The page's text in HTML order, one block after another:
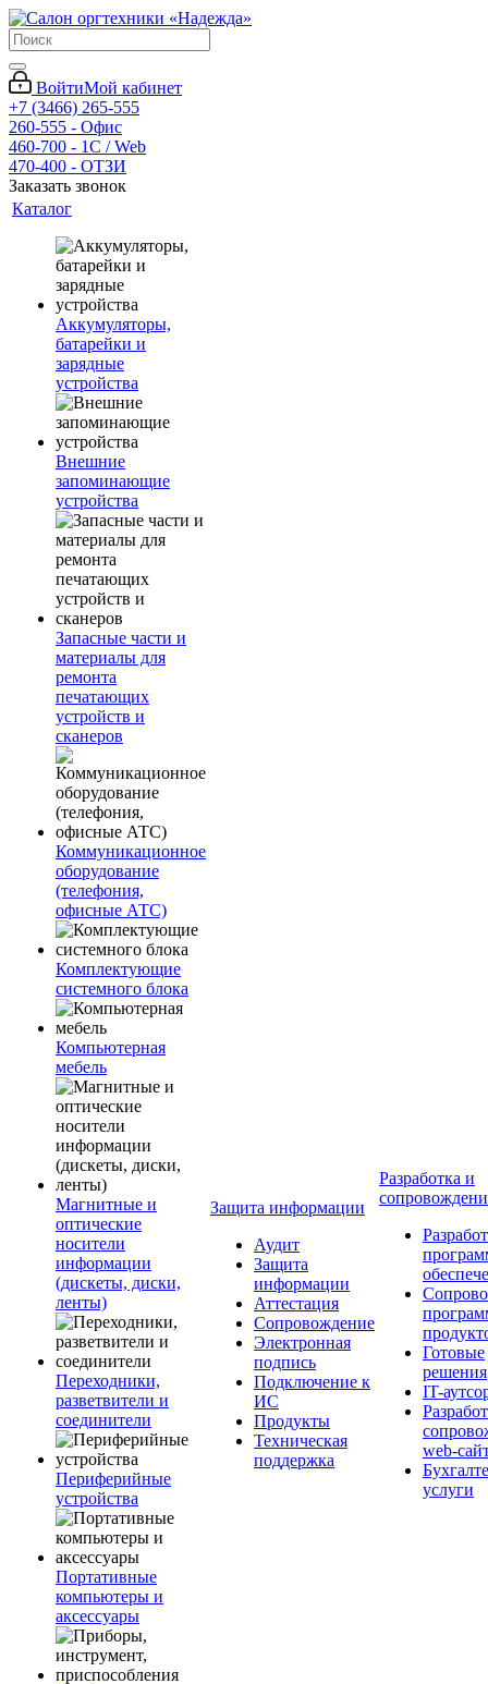
ВойтиМой кабинет
+7 (3466) 265-555
260-555 - Офис
460-700 - 1C / Web
470-400 - ОТЗИ
Заказать звонок
Каталог
Аккумуляторы,
батарейки и
зарядные
устройства
Внешние
запоминающие
устройства
Запасные части и
материалы для
ремонта
печатающих
устройств и
сканеров
Коммуникационное
оборудование
(телефония,
офисные АТС)
Комплектующие
системного блока
Компьютерная
мебель
Магнитные и
оптические
носители
информации
(дискеты, диски,
ленты)
Переходники,
разветвители и
соединители
Периферийные
устройства
Портативные
компьютеры и
аксессуары
Защита информации
Аудит
Защита
информации
Аттестация
Сопровождение
Электронная
подпись
Подключение к
ИС
Продукты
Техническая
поддержка
Разработка и
Готовые
решения
IT-
web-
услуги